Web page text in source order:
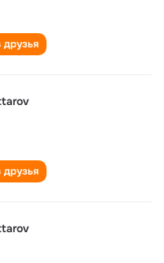
друзья
друзья